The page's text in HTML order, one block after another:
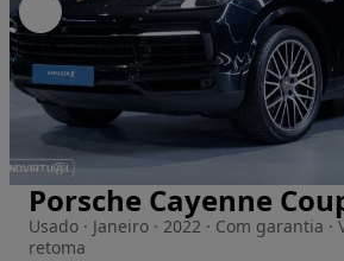
Imagem 1 de 33
Porsche Cayenne
Usado · Janeiro · 2022 · Com garantia ·
retoma